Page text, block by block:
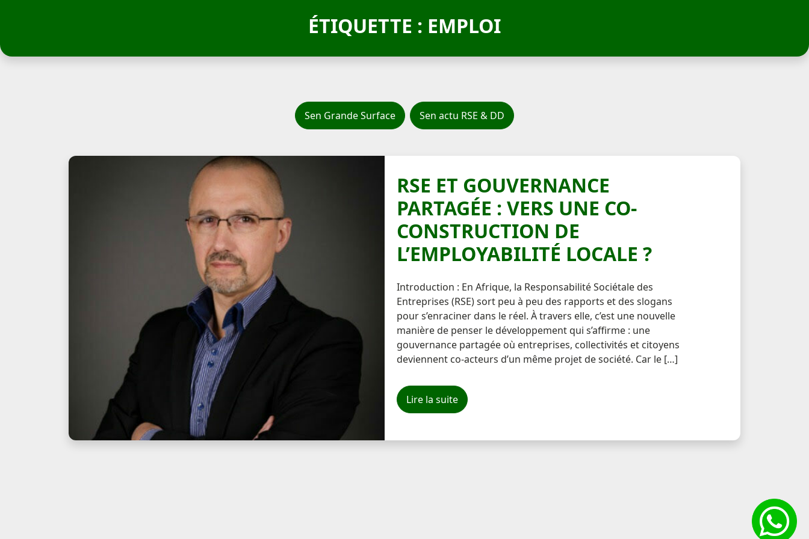
ÉTIQUETTE : EMPLOI
Sen Grande Surface Sen actu RSE & DD
RSE ET GOUVERNANCE
PARTAGÉE : VERS UNE CO-
CONSTRUCTION DE
L’EMPLOYABILITÉ LOCALE ?
Introduction : En Afrique, la Responsabilité Sociétale des
Entreprises (RSE) sort peu à peu des rapports et des slogans
pour s’enraciner dans le réel. À travers elle, c’est une nouvelle
manière de penser le développement qui s’affirme : une
gouvernance partagée où entreprises, collectivités et citoyens
deviennent co-acteurs d’un même projet de société. Car le […]
Lire la suite